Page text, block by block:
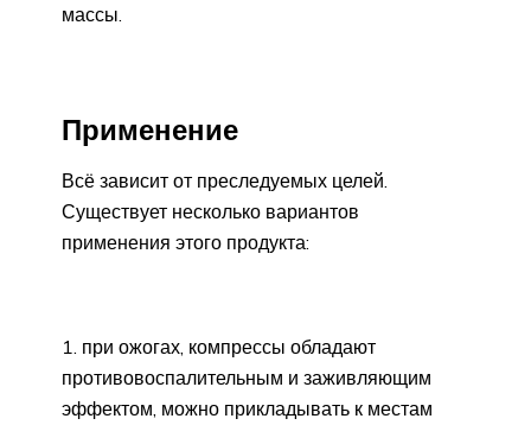
массы.
Применение
Всё зависит от преследуемых целей.
Существует несколько вариантов
применения этого продукта:
при ожогах, компрессы обладают
противовоспалительным и заживляющим
эффектом, можно прикладывать к местам